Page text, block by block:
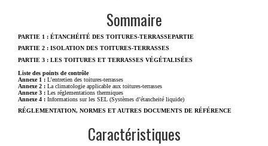
Sommaire
PARTIE 1 : ÉTANCHÉITÉ DES TOITURES-​TERRASSEPARTIE
PARTIE 2 : ISOLATION DES TOITURES-​TERRASSES
PARTIE 3 : LES TOITURES ET TERRASSES VÉGÉTALISÉES
Liste des points de contrôle
Annexe 1 : L’entretien des toitures-terrasses
Annexe 2 : La climatologie applicable aux toitures-terrasses
Annexe 3 : Les réglementations thermiques
Annexe 4 : Informations sur les SEL (Systèmes d’étancheité liquide)
RÉGLEMENTATION, NORMES ET AUTRES DOCUMENTS​ DE RÉFÉRENCE
Caractéristiques